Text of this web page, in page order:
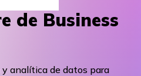
de Business
analítica de datos para